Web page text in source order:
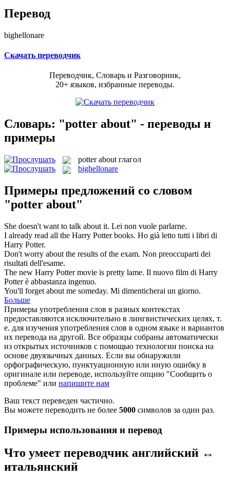
Перевод
bighellonare
Скачать переводчик
Переводчик, Словарь и Разговорник,
20+ языков, избранные переводы.
Словарь: "potter about" - переводы и
примеры
potter about глагол
bighellonare
Примеры предложений со словом
"potter about"
She doesn't want to talk about it. Lei non vuole parlarne.
I already read all the Harry Potterbooks. Ho già letto tutti i libri di
Harry Potter.
Don't worry about the results of the exam. Non preoccuparti dei
risultati dell'esame.
The new Harry Pottermovie is pretty lame. Il nuovo film di Harry
Potter è abbastanza ingenuo.
You'll forget about me someday. Mi dimenticherai un giorno.
Больше
Примеры употребления слов в разных контекстах
предоставляются исключительно в лингвистических целях, т.
е. для изучения употребления слов в одном языке и вариантов
их перевода на другой. Все образцы собраны автоматически
из открытых источников с помощью технологии поиска на
основе двуязычных данных. Если вы обнаружили
орфографическую, пунктуационную или иную ошибку в
оригинале или переводе, используйте опцию "Сообщить о
проблеме" или напишите нам
Ваш текст переведен частично.
Вы можете переводить не более 5000 символов за один раз.
Примеры использования и перевод
Что умеет переводчик английский ↔
итальянский